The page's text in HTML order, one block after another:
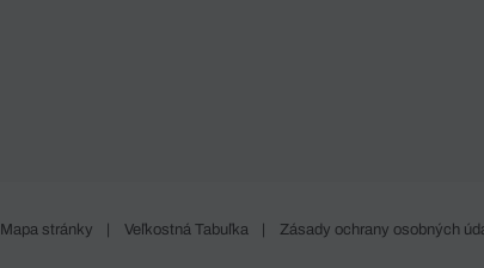
Mapa stránky Veľkostná Tabuľka Zásady ochrany osobných